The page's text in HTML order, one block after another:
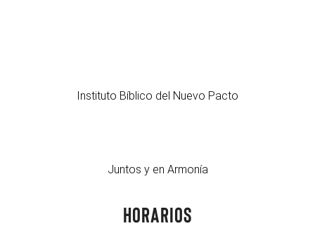
Instituto Bíblico del Nuevo Pacto
Juntos y en Armonía
Horarios